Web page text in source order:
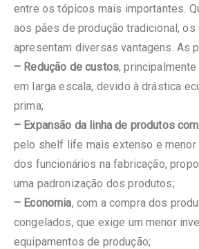
entre os tópicos mais importantes.
aos pães de produção tradicional, os
apresentam diversas vantagens. As
– Redução de custos,
em larga escala, devido à drástica
prima;
– Expansão da linha de produtos
pelo shelf life mais extenso e menor
dos funcionários na fabricação,
uma padronização dos produtos;
– Economia, com a compra dos
congelados, que exige um menor
equipamentos de produção;